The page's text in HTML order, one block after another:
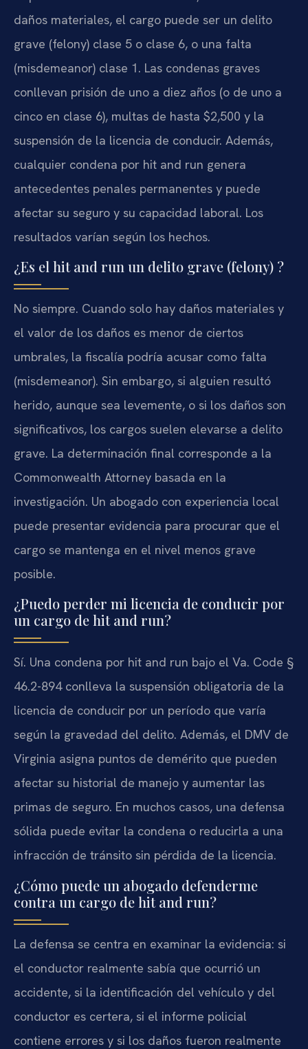
daños materiales, el cargo puede ser un delito
grave (felony) clase 5 o clase 6, o una falta
(misdemeanor) clase 1. Las condenas graves
conllevan prisión de uno a diez años (o de uno a
cinco en clase 6), multas de hasta $2,500 y la
suspensión de la licencia de conducir. Además,
cualquier condena por hit and run genera
antecedentes penales permanentes y puede
afectar su seguro y su capacidad laboral. Los
resultados varían según los hechos.
¿Es el hit and run un delito grave (felony) ?
No siempre. Cuando solo hay daños materiales y
el valor de los daños es menor de ciertos
umbrales, la fiscalía podría acusar como falta
(misdemeanor). Sin embargo, si alguien resultó
herido, aunque sea levemente, o si los daños son
significativos, los cargos suelen elevarse a delito
grave. La determinación final corresponde a la
Commonwealth Attorney basada en la
investigación. Un abogado con experiencia local
puede presentar evidencia para procurar que el
cargo se mantenga en el nivel menos grave
posible.
¿Puedo perder mi licencia de conducir por
un cargo de hit and run?
Sí. Una condena por hit and run bajo el Va. Code §
46.2-894 conlleva la suspensión obligatoria de la
licencia de conducir por un período que varía
según la gravedad del delito. Además, el DMV de
Virginia asigna puntos de demérito que pueden
afectar su historial de manejo y aumentar las
primas de seguro. En muchos casos, una defensa
sólida puede evitar la condena o reducirla a una
infracción de tránsito sin pérdida de la licencia.
¿Cómo puede un abogado defenderme
contra un cargo de hit and run?
La defensa se centra en examinar la evidencia: si
el conductor realmente sabía que ocurrió un
accidente, si la identificación del vehículo y del
conductor es certera, si el informe policial
contiene errores y si los daños fueron realmente